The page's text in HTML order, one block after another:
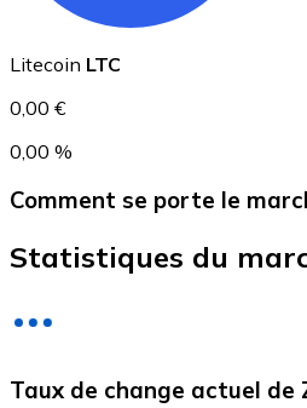
USD Coin
USDC
Litecoin LTC
0,00 €
0,00 %
Comment se porte le
Statistiques du
Taux de change actuel de